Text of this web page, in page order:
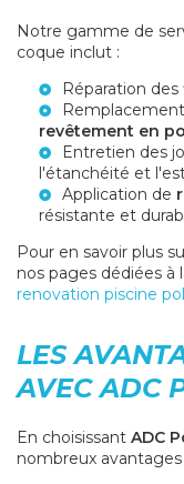
Notre gamme de
coque inclut :
Réparation
revêtement en
Entretien des
l'étanchéité et
Application de
résistante et
Pour en savoir plus
nos pages dédiées à
renovation piscine
LES
AVEC ADC
En choisissant ADC
nombreux avantages